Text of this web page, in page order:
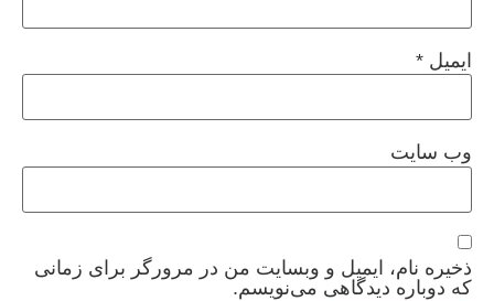
ایمیل *
وب‌ سایت
ذخیره نام، ایمیل و وبسایت من در مرورگر برای زمانی
که دوباره دیدگاهی می‌نویسم.